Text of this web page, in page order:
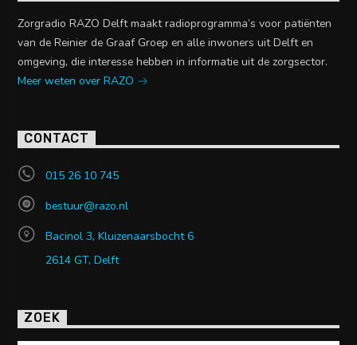
Zorgradio RAZO Delft maakt radioprogramma’s voor patiënten
van de Reinier de Graaf Groep en alle inwoners uit Delft en
omgeving, die interesse hebben in informatie uit de zorgsector.
Meer weten over RAZO
CONTACT
015 26 10 745
bestuur@razo.nl
Bacinol 3, Kluizenaarsbocht 6
2614 GT, Delft
ZOEK